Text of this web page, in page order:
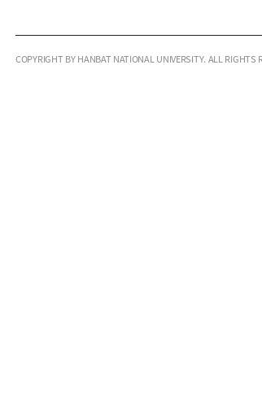
COPYRIGHT BY HANBAT NATIONAL UNIVERSITY. ALL RIGHTS